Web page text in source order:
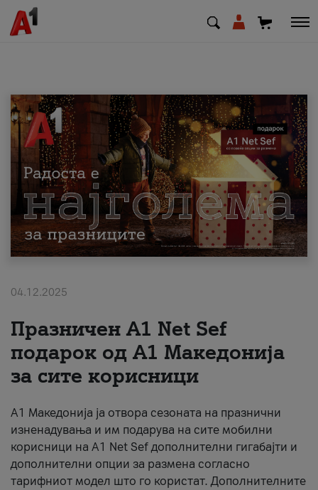
МК EN SQ
Приватни Деловни
Поддршка
Надополни кредит
За нас
#ПодобарОнлајн
04.12.2025
Празничен A1 Net Sеf
подарок од А1 Македонија
за сите корисници
А1 Македонија ја отвора сезоната на празнични
изненадувања и им подарува на сите мобилни
корисници на A1 Net Sef дополнителни гигабајти и
дополнителни опции за размена согласно
тарифниот модел што го користат. Дополнителните